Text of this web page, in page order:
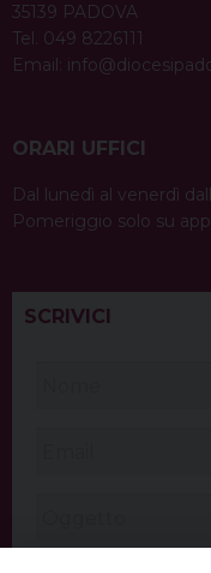
35139 PADOVA
Tel. 049 8226111
Email:
ORARI UFFICI
Dal lunedì al venerdì
Pomeriggio solo su
SCRIVICI